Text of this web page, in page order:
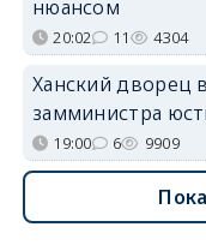
нюансом
20:02 11 4304
Ханский дворец
замминистра
19:00 6 9909